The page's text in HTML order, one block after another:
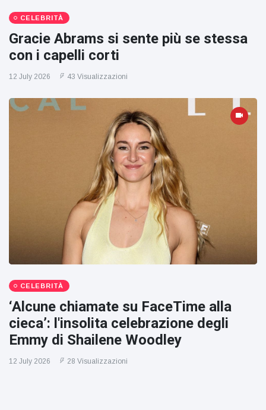
CELEBRITÀ
Gracie Abrams si sente più se stessa
con i capelli corti
12 July 2026 43 Visualizzazioni
CELEBRITÀ
‘Alcune chiamate su FaceTime alla
cieca’: l'insolita celebrazione degli
Emmy di Shailene Woodley
12 July 2026 28 Visualizzazioni